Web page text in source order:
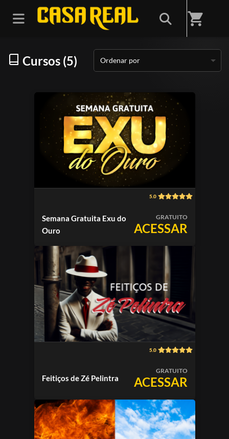
shopping_cart
Início / Categorias/ GRATUITOS
Cursos (5) Ordenar por
5.0
Semana Gratuita Exu do
Ouro
GRATUITO
ACESSAR
5.0
Feitiços de Zé Pelintra
GRATUITO
ACESSAR